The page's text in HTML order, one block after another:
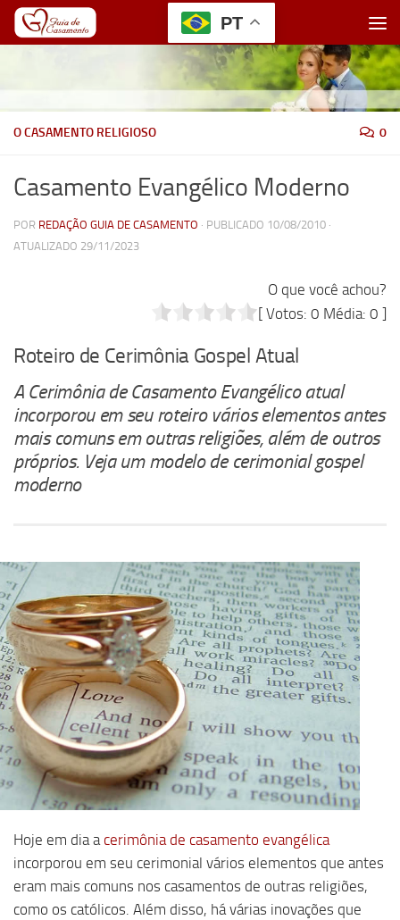
Skip to content
O CASAMENTO RELIGIOSO 0
Casamento Evangélico Moderno
POR REDAÇÃO GUIA DE CASAMENTO · PUBLICADO 10/08/2010 ·
ATUALIZADO 29/11/2023
O que você achou?
[ Votos: 0 Média: 0 ]
Roteiro de Cerimônia Gospel Atual
A Cerimônia de Casamento Evangélico atual
incorporou em seu roteiro vários elementos antes
mais comuns em outras religiões, além de outros
próprios. Veja um modelo de cerimonial gospel
moderno
Hoje em dia a cerimônia de casamento evangélica
incorporou em seu cerimonial vários elementos que antes
eram mais comuns nos casamentos de outras religiões,
como os católicos. Além disso, há várias inovações que
PT